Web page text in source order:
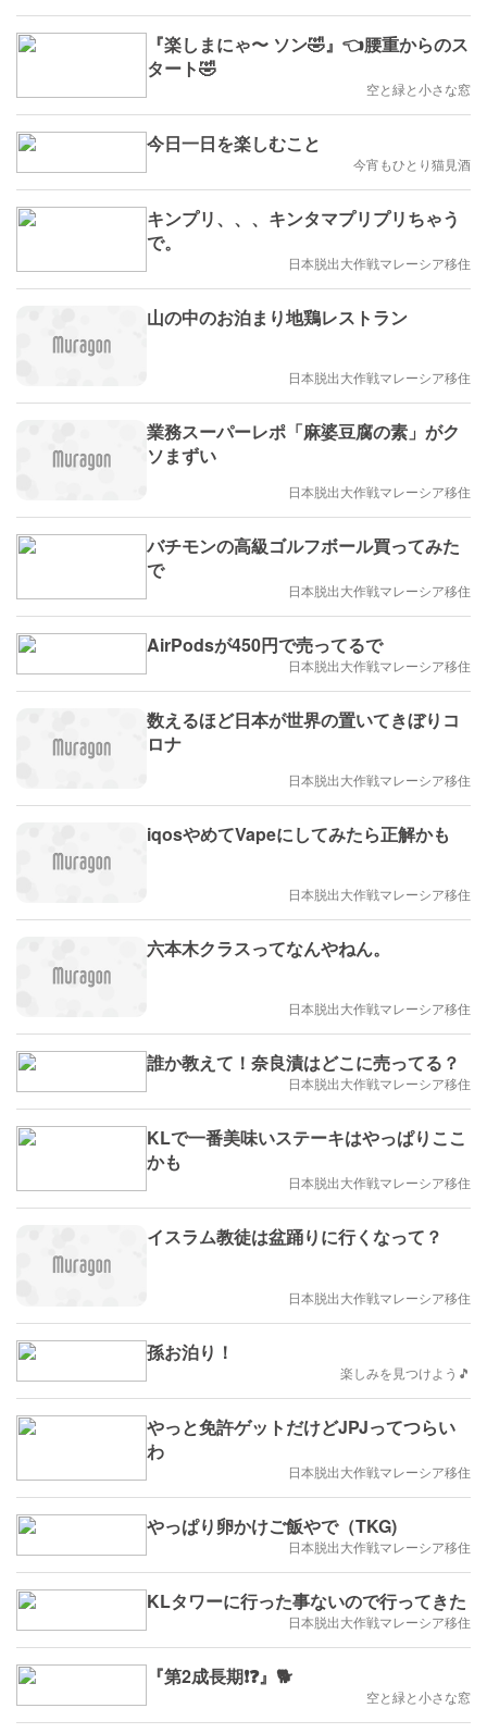
『楽しまにゃ〜 ソン🤣』👈腰重からのス
タート🤣
空と緑と小さな窓
今日一日を楽しむこと
今宵もひとり猫見酒
キンプリ、、、キンタマプリプリちゃう
で。
日本脱出大作戦マレーシア移住
山の中のお泊まり地鶏レストラン
日本脱出大作戦マレーシア移住
業務スーパーレポ「麻婆豆腐の素」がク
ソまずい
日本脱出大作戦マレーシア移住
バチモンの高級ゴルフボール買ってみた
で
日本脱出大作戦マレーシア移住
AirPodsが450円で売ってるで
日本脱出大作戦マレーシア移住
数えるほど日本が世界の置いてきぼりコ
ロナ
日本脱出大作戦マレーシア移住
iqosやめてVapeにしてみたら正解かも
日本脱出大作戦マレーシア移住
六本木クラスってなんやねん。
日本脱出大作戦マレーシア移住
誰か教えて！奈良漬はどこに売ってる？
日本脱出大作戦マレーシア移住
KLで一番美味いステーキはやっぱりここ
かも
日本脱出大作戦マレーシア移住
イスラム教徒は盆踊りに行くなって？
日本脱出大作戦マレーシア移住
孫お泊り！
楽しみを見つけよう🎵
やっと免許ゲットだけどJPJってつらい
わ
日本脱出大作戦マレーシア移住
やっぱり卵かけご飯やで（TKG)
日本脱出大作戦マレーシア移住
KLタワーに行った事ないので行ってきた
日本脱出大作戦マレーシア移住
『第2成長期❗️❓』🐕
空と緑と小さな窓